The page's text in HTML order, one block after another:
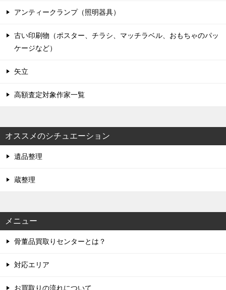
アンティークランプ（照明器具）
古い印刷物（ポスター、チラシ、マッチラベル、おもちゃのパッ
ケージなど）
矢立
高額査定対象作家一覧
オススメのシチュエーション
遺品整理
蔵整理
メニュー
骨董品買取りセンターとは？
対応エリア
お買取りの流れについて